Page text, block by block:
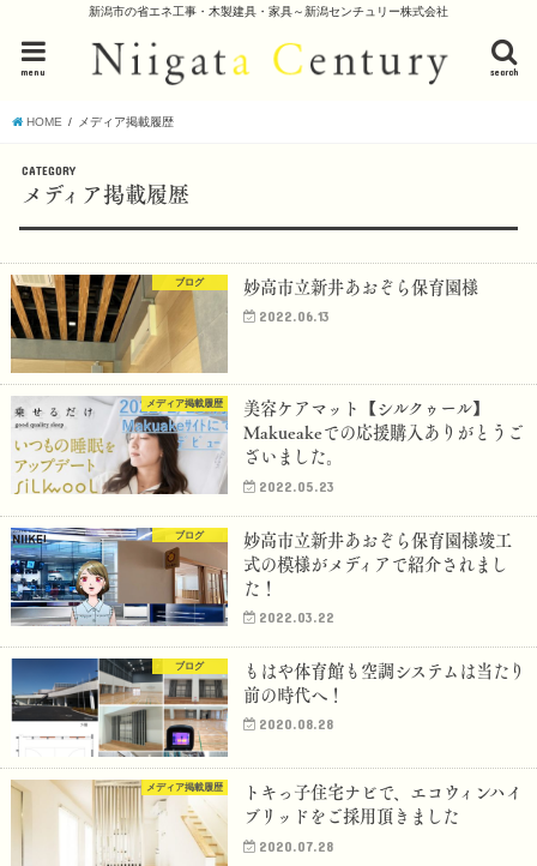
新潟市の省エネ工事・木製建具・家具～新潟センチュリー株式会社
search
menu
HOME メディア掲載履歴
CATEGORY
メディア掲載履歴
ブログ 妙高市立新井あおぞら保育園様
2022.06.13
メディア掲載履歴
美容ケアマット【シルクゥール】
Makueakeでの応援購入ありがとうご
ざいました。
2022.05.23
ブログ
妙高市立新井あおぞら保育園様竣工
式の模様がメディアで紹介されまし
た！
2022.03.22
ブログ
もはや体育館も空調システムは当たり
前の時代へ！
2020.08.28
メディア掲載履歴
トキっ子住宅ナビで、エコウィンハイ
ブリッドをご採用頂きました
2020.07.28